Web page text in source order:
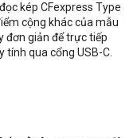
kép CFexpress Type
cộng khác của mẫu
đơn giản để trực tiếp
tính qua cổng USB-C.